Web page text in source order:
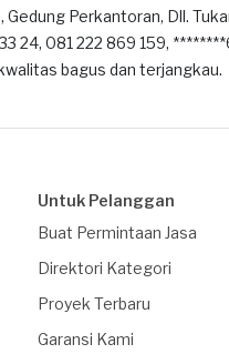
Perkantoran, Dll.
24, 081 222 869 159,
bagus dan terjangkau.
Untuk Pelanggan
Buat Permintaan Jasa
Direktori Kategori
Proyek Terbaru
Garansi Kami